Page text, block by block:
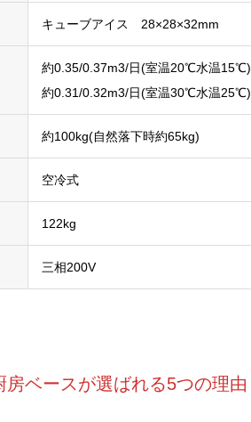
キューブアイス 28×28×32mm
約0.35/0.37m3/日(室温20℃水温15℃)
約0.31/0.32m3/日(室温30℃水温25℃)
約100kg(自然落下時約65kg)
空冷式
122kg
三相200V
房ベースが選ばれる5つの理由